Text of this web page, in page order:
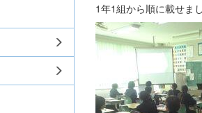
1年1組から順に載せま